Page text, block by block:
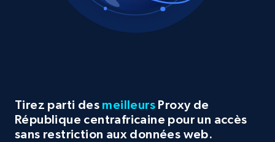
Tirez parti des meilleurs Proxy de
République centrafricaine pour un accès
sans restriction aux données web.